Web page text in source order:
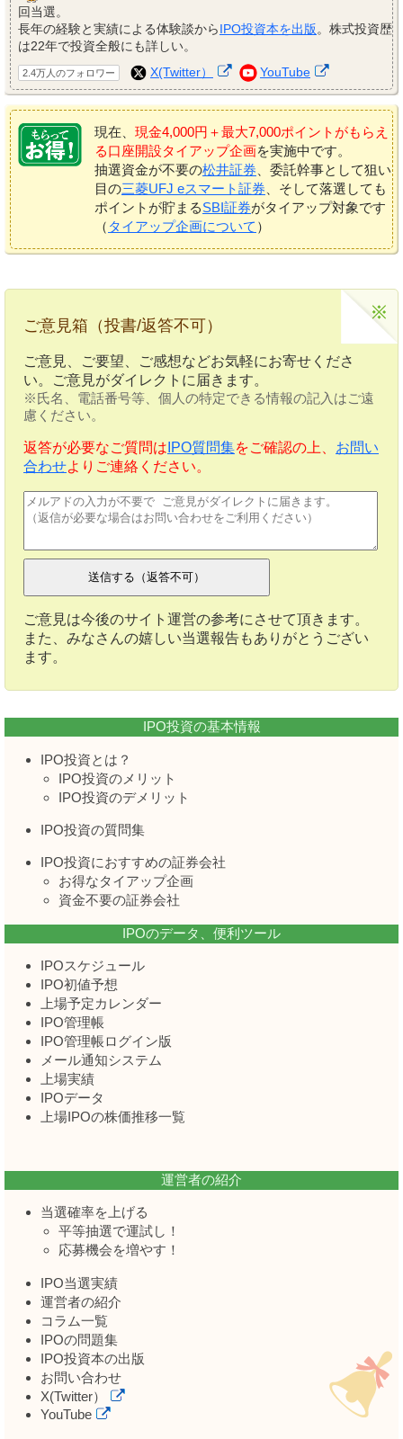
回当選。
長年の経験と実績による体験談からIPO投資本を出版。株式投資歴
は22年で投資全般にも詳しい。
2.4万人のフォロワー X(Twitter） YouTube
現在、 現金4,000円＋最大7,000ポイントがもらえ
る口座開設タイアップ企画を実施中です。
抽選資金が不要の松井証券 、委託幹事として狙い
目の三菱UFJ eスマート証券 、そして落選しても
ポイントが貯まるSBI証券がタイアップ対象です
（ タイアップ企画について ）
ご意見箱（投書/返答不可）
ご意見、ご要望、ご感想などお気軽にお寄せくださ
い。ご意見がダイレクトに届きます。
※氏名、電話番号等、個人の特定できる情報の記入はご遠
慮ください。
返答が必要なご質問は IPO質問集をご確認の上、 お問い
合わせよりご連絡ください。
ご意見は今後のサイト運営の参考にさせて頂きます。
また、みなさんの嬉しい当選報告もありがとうござい
ます。
IPO投資の基本情報
IPO投資とは？
IPO投資のメリット
IPO投資のデメリット
IPO投資の質問集
IPO投資におすすめの証券会社
お得なタイアップ企画
資金不要の証券会社
IPOのデータ、便利ツール
IPOスケジュール
IPO初値予想
上場予定カレンダー
IPO管理帳
IPO管理帳ログイン版
メール通知システム
上場実績
IPOデータ
上場IPOの株価推移一覧
運営者の紹介
当選確率を上げる
平等抽選で運試し！
応募機会を増やす！
IPO当選実績
運営者の紹介
コラム一覧
IPOの問題集
IPO投資本の出版
お問い合わせ
X(Twitter）
YouTube